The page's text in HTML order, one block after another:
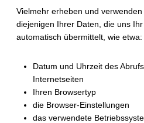
Vielmehr erheben und
diejenigen Ihrer Daten, die uns
automatisch übermittelt, wie etwa:
Datum und Uhrzeit des
Internetseiten
Ihren Browsertyp
die Browser-Einstellungen
das verwendete